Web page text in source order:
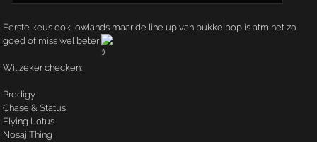
Eerste keus ook lowlands maar de line up van pukkelpop is atm net zo
goed of miss wel beter
Wil zeker checken:
Prodigy
Chase & Status
Flying Lotus
Nosaj Thing